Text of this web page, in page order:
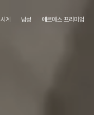
시계 남성 에르메스 프리미엄